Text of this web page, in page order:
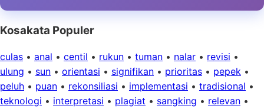
Kosakata Populer
culas • anal • centil • rukun • tuman • nalar • revisi •
ulung • sun • orientasi • signifikan • prioritas • pepek •
peluh • puan • rekonsiliasi • implementasi • tradisional •
teknologi • interpretasi • plagiat • sangking • relevan •